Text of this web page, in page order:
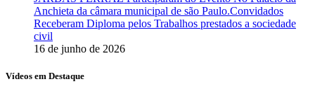
Anchieta da câmara municipal de são Paulo.Convidados
Receberam Diploma pelos Trabalhos prestados a sociedade
civil
16 de junho de 2026
Vídeos em Destaque